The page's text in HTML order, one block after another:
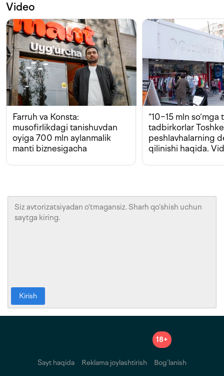
Video
Farruh va Konsta:
musofirlikdagi tanishuvdan
oyiga 700 mln aylanmalik
manti biznesigacha
“10−15 mln so‘mga
tadbirkorlar
peshlavhalarning
qilinishi haqida.
Kirish
18+
Sayt haqida Reklama joylashtirish Bog‘lanish